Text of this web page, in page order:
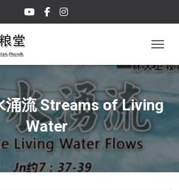
涌流 Streams of Living
Water